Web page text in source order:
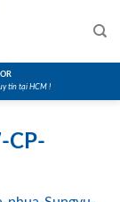
tín tại HCM !
CP-